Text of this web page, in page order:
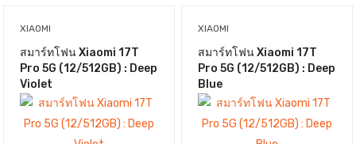
XIAOMI
สมาร์ทโฟน Xiaomi 17T
Pro 5G (12/512GB) : Deep
Violet
XIAOMI
สมาร์ทโฟน Xiaomi 17T
Pro 5G (12/512GB) : Deep
Blue